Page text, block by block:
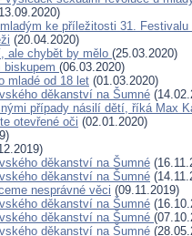
ke příležitosti 31.
(20.04.2020)
ale chybět by mělo (25.03.2020)
biskupem (06.03.2020)
mladé od 18 let (01.03.2020)
děkanství na Šumné
případy násilí dětí, říká Max
otevřené oči (02.01.2020)
děkanství na Šumné
děkanství na Šumné
nesprávné věci (09.11.2019)
děkanství na Šumné
děkanství na Šumné
děkanství na Šumné